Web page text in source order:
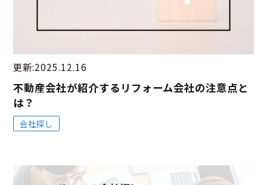
更新:2025.12.16
不動産会社が紹介するリフォーム会社の注意点と
は？
会社探し